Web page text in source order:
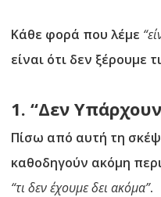
Κάθε φορά που λέμε
είναι ότι δεν ξέρουμε
1. “Δεν
Πίσω από αυτή τη
καθοδηγούν ακόμη
“τι δεν έχουμε δει ακόμα”.